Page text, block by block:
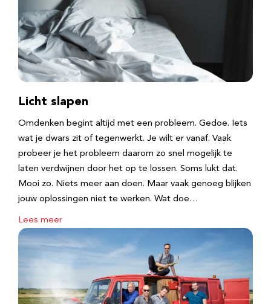
Licht slapen
Omdenken begint altijd met een probleem. Gedoe. Iets
wat je dwars zit of tegenwerkt. Je wilt er vanaf. Vaak
probeer je het probleem daarom zo snel mogelijk te
laten verdwijnen door het op te lossen. Soms lukt dat.
Mooi zo. Niets meer aan doen. Maar vaak genoeg blijken
jouw oplossingen niet te werken. Wat doe…
Lees meer